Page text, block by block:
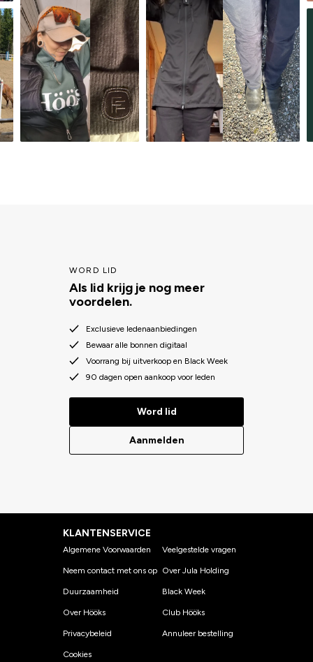
WORD LID
Als lid krijg je nog meer
voordelen.
Exclusieve ledenaanbiedingen
Bewaar alle bonnen digitaal
Voorrang bij uitverkoop en Black Week
90 dagen open aankoop voor leden
Word lid
Aanmelden
KLANTENSERVICE
Algemene Voorwaarden
Neem contact met ons op
Duurzaamheid
Over Hööks
Privacybeleid
Cookies
Veelgestelde vragen
Over Jula Holding
Black Week
Club Hööks
Annuleer bestelling